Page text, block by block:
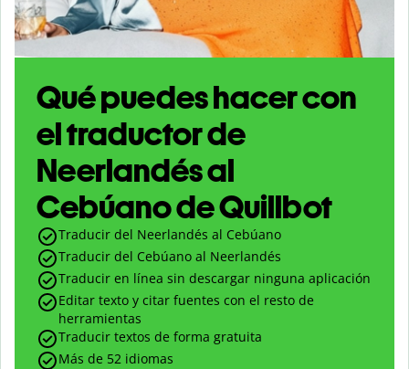
Qué puedes hacer con
el traductor de
Neerlandés al
Cebúano de Quillbot
Traducir del Neerlandés al Cebúano
Traducir del Cebúano al Neerlandés
Traducir en línea sin descargar ninguna aplicación
Editar texto y citar fuentes con el resto de
herramientas
Traducir textos de forma gratuita
Más de 52 idiomas